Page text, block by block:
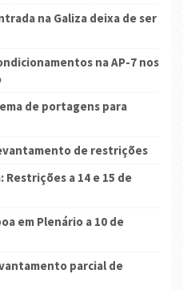
na Galiza deixa de ser
na AP-7 nos
de portagens para
de restrições
Restrições a 14 e 15 de
em Plenário a 10 de
parcial de